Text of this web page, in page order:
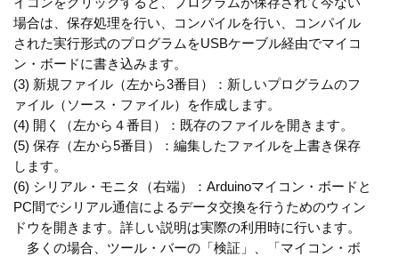
イコンをクリックすると、プログラムが保存されて今ない
場合は、保存処理を行い、コンパイルを行い、コンパイル
された実行形式のプログラムをUSBケーブル経由でマイコ
ン・ボードに書き込みます。
(3) 新規ファイル（左から3番目）：新しいプログラムのフ
ァイル（ソース・ファイル）を作成します。
(4) 開く（左から４番目）：既存のファイルを開きます。
(5) 保存（左から5番目）：編集したファイルを上書き保存
します。
(6) シリアル・モニタ（右端）：Arduinoマイコン・ボードと
PC間でシリアル通信によるデータ交換を行うためのウィン
ドウを開きます。詳しい説明は実際の利用時に行います。
多くの場合、ツール・バーの「検証」、「マイコン・ボ